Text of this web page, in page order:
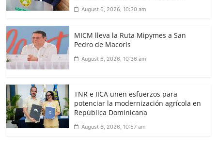
August 6, 2026, 10:30 am
MICM lleva la Ruta Mipymes a San
Pedro de Macorís
August 6, 2026, 10:36 am
TNR e IICA unen esfuerzos para
potenciar la modernización agrícola en
República Dominicana
August 6, 2026, 10:57 am